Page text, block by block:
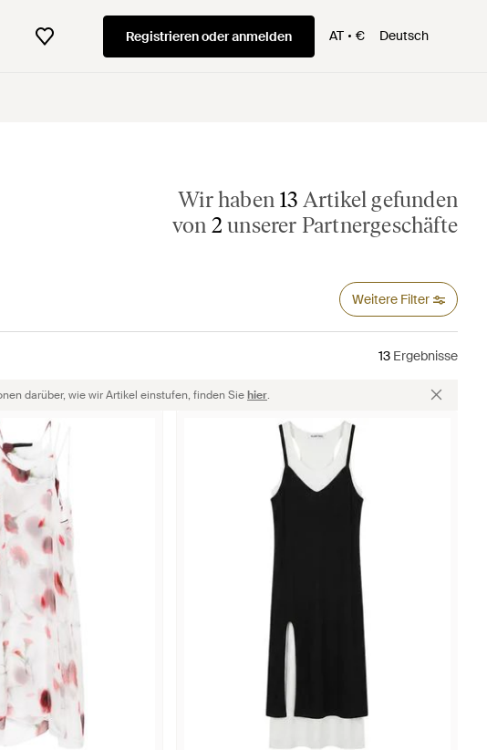
Registrieren oder anmelden AT € Deutsch
Wir haben 13 Artikel gefunden
von 2 unserer Partnergeschäfte
Weitere Filter
13 Ergebnisse
darüber, wie wir Artikel einstufen, finden Siehier.